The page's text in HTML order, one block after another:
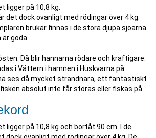
ligger på 10,8 kg.
det dock ovanligt med rödingar över 4 kg.
brukar finnas i de stora djupa sjöarna
goda.
Då blir hannarna rödare och kraftigare.
i Vättern i hamnen i Huskvarna på
ses då mycket strandnära, ett fantastiskt
absolut inte får störas eller fiskas på.
ligger på 10,8 kg och bortåt 90 cm. I de